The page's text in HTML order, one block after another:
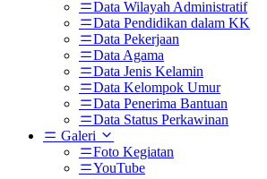
Data Wilayah Administratif
Data Pendidikan dalam KK
Data Pekerjaan
Data Agama
Data Jenis Kelamin
Data Kelompok Umur
Data Penerima Bantuan
Data Status Perkawinan
Galeri
Foto Kegiatan
YouTube